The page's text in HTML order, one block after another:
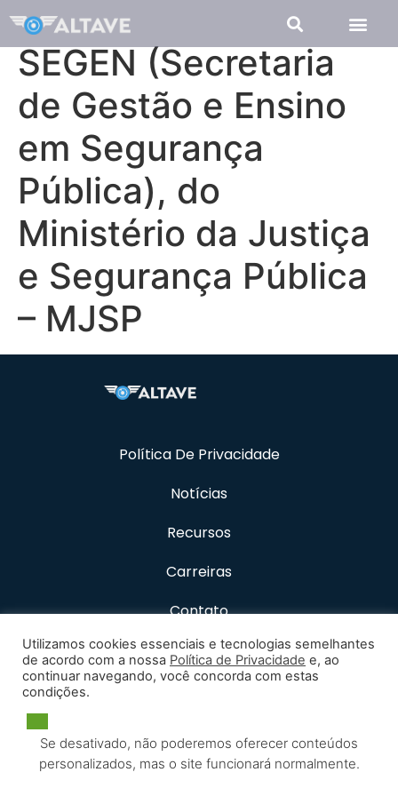
SEGEN (Secretaria
de Gestão e Ensino
em Segurança
Pública), do
Ministério da Justiça
e Segurança Pública
– MJSP
Política De Privacidade
Notícias
Recursos
Carreiras
Contato
Utilizamos cookies essenciais e tecnologias semelhantes
de acordo com a nossa Política de Privacidade e, ao
continuar navegando, você concorda com estas
condições.
Se desativado, não poderemos oferecer conteúdos
personalizados, mas o site funcionará normalmente.